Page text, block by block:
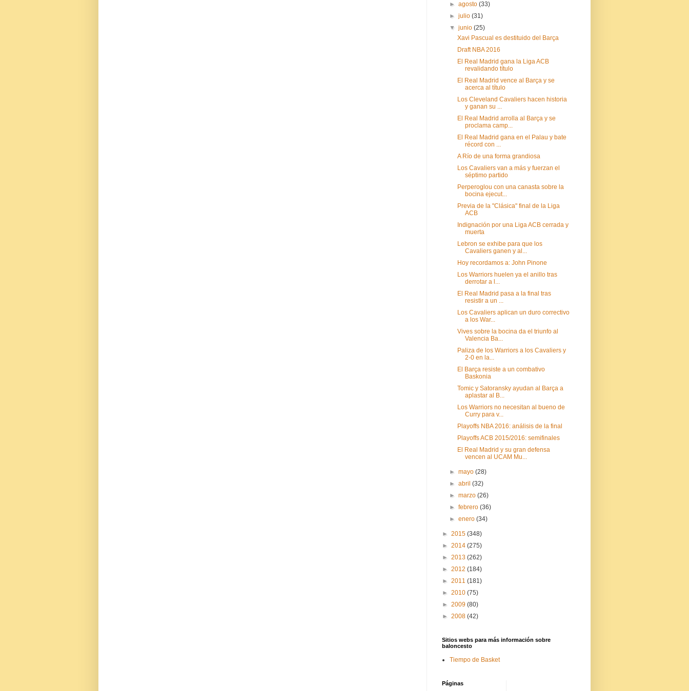
►agosto(33)
►julio(31)
▼junio(25)
Xavi Pascual es destituido del Barça
Draft NBA 2016
El Real Madrid gana la Liga ACB
revalidando título
El Real Madrid vence al Barça y se
acerca al título
Los Cleveland Cavaliers hacen historia
y ganan su ...
El Real Madrid arrolla al Barça y se
proclama camp...
El Real Madrid gana en el Palau y bate
récord con ...
A Río de una forma grandiosa
Los Cavaliers van a más y fuerzan el
séptimo partido
Perperoglou con una canasta sobre la
bocina ejecut...
Previa de la "Clásica" final de la Liga
ACB
Indignación por una Liga ACB cerrada y
muerta
Lebron se exhibe para que los
Cavaliers ganen y al...
Hoy recordamos a: John Pinone
Los Warriors huelen ya el anillo tras
derrotar a l...
El Real Madrid pasa a la final tras
resistir a un ...
Los Cavaliers aplican un duro correctivo
a los War...
Vives sobre la bocina da el triunfo al
Valencia Ba...
Paliza de los Warriors a los Cavaliers y
2-0 en la...
El Barça resiste a un combativo
Baskonia
Tomic y Satoransky ayudan al Barça a
aplastar al B...
Los Warriors no necesitan al bueno de
Curry para v...
Playoffs NBA 2016: análisis de la final
Playoffs ACB 2015/2016: semifinales
El Real Madrid y su gran defensa
vencen al UCAM Mu...
►mayo(28)
►abril(32)
►marzo(26)
►febrero(36)
►enero(34)
► 2015 (348)
► 2014 (275)
► 2013 (262)
► 2012 (184)
► 2011 (181)
► 2010 (75)
► 2009 (80)
► 2008 (42)
Sitios webs para más información sobre
baloncesto
Tiempo de Basket
Páginas